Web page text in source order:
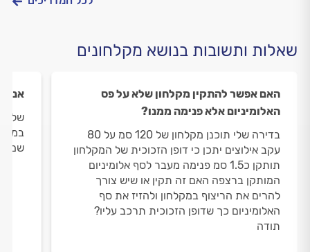
שאלות ותשובות בנושא מקלחונים
האם אפשר להתקין מקלחון שלא על פס
האלומיניום אלא פנימה ממנו?
בדירה שלי תוכנן מקלחון של 120 סמ על 80
עקב אילוצים יתכן כי דופן הזכוכית של המקלחון
תותקן כ1.5 סמ פנימה מעבר לסף אלומיניום
המותקן ברצפה האם זה תקין או שיש צורך
להרים את הריצוף במקלחון ולהזיז את סף
האלומיניום כך שדופן הזכוכית תרכב עליו?
תודה
אני